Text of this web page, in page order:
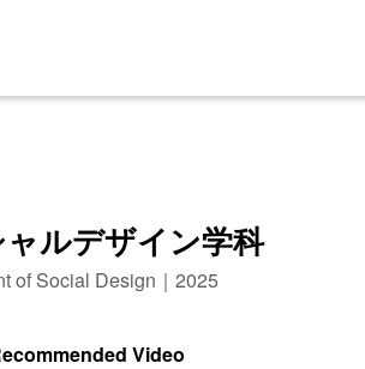
ルデザイン学科
of Social Design｜2025
Video